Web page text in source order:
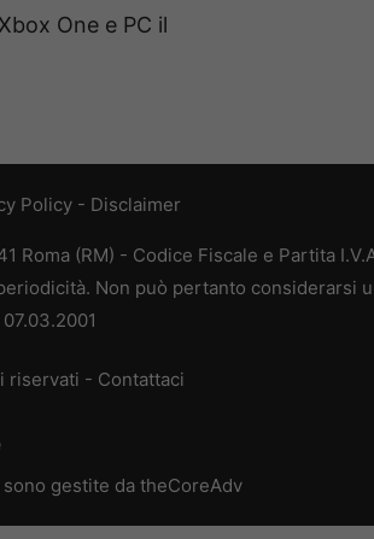
One e PC il
Policy - Disclaimer
Roma (RM) - Codice Fiscale e Partita
Non può pertanto considerarsi
riservati - Contattaci
gestite da theCoreAdv